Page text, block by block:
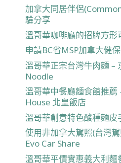
加拿大同居伴侶
驗分享
溫哥華咖啡廳的招牌方
申請BC省MSP加拿大健
溫哥華正宗台灣牛肉麵 –
Noodle
溫哥華中餐廳麵食館推
House 北皇飯店
溫哥華創意特色酸種麵皮
使用非加拿大駕照(台灣
Evo Car Share
溫哥華平價實惠義大利